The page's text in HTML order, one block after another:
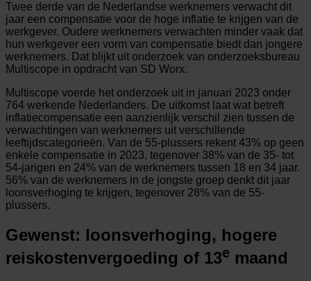
Twee derde van de Nederlandse werknemers verwacht dit
jaar een compensatie voor de hoge inflatie te krijgen van de
werkgever. Oudere werknemers verwachten minder vaak dat
hun werkgever een vorm van compensatie biedt dan jongere
werknemers. Dat blijkt uit onderzoek van onderzoeksbureau
Multiscope in opdracht van SD Worx.
Multiscope voerde het onderzoek uit in januari 2023 onder
764 werkende Nederlanders. De uitkomst laat wat betreft
inflatiecompensatie een aanzienlijk verschil zien tussen de
verwachtingen van werknemers uit verschillende
leeftijdscategorieën. Van de 55-plussers rekent 43% op geen
enkele compensatie in 2023, tegenover 38% van de 35- tot
54-jarigen en 24% van de werknemers tussen 18 en 34 jaar.
56% van de werknemers in de jongste groep denkt dit jaar
loonsverhoging te krijgen, tegenover 28% van de 55-
plussers.
Gewenst: loonsverhoging, hogere
reiskostenvergoeding of 13e maand